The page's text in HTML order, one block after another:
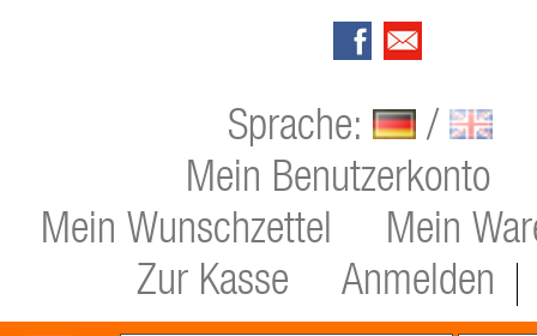
Sprache:
/
Mein Benutzerkonto
Mein Wunschzettel
Mein
Zur Kasse
Anmelden